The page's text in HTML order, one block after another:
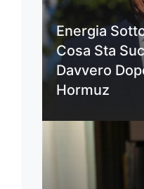
Energia
Cosa Sta
Davvero
Hormuz